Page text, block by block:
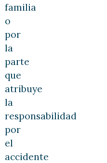
familia
o
por
la
parte
que
atribuye
la
responsabilidad
por
el
accidente